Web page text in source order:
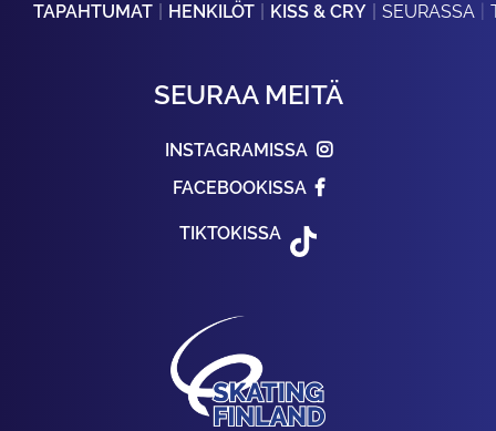
TAPAHTUMAT HENKILÖT KISS & CRY SEURASSA
SEURAA MEITÄ
INSTAGRAMISSA
FACEBOOKISSA
TIKTOKISSA